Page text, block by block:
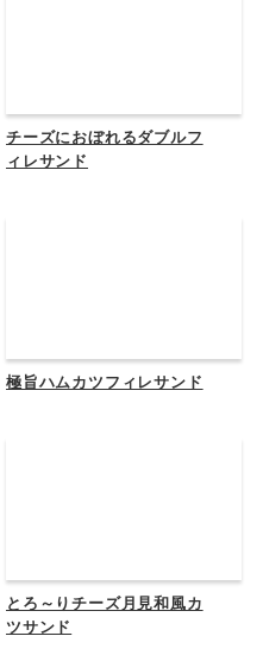
チーズにおぼれるダブルフ
ィレサンド
極旨ハムカツフィレサンド
とろ～りチーズ月見和風カ
ツサンド